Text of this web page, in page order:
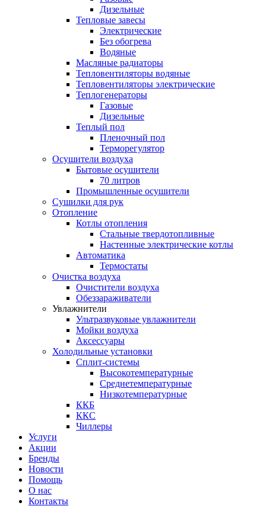
Дизельные
Тепловые завесы
Электрические
Без обогрева
Водяные
Масляные радиаторы
Тепловентиляторы водяные
Тепловентиляторы электрические
Теплогенераторы
Газовые
Дизельные
Теплый пол
Пленочный пол
Терморегулятор
Осушители воздуха
Бытовые осушители
70 литров
Промышленные осушители
Сушилки для рук
Отопление
Котлы отопления
Стальные твердотопливные
Настенные электрические котлы
Автоматика
Термостаты
Очистка воздуха
Очистители воздуха
Обеззараживатели
Увлажнители
Ультразвуковые увлажнители
Мойки воздуха
Аксессуары
Холодильные установки
Сплит-системы
Высокотемпературные
Среднетемпературные
Низкотемпературные
ККБ
ККС
Чиллеры
Услуги
Акции
Бренды
Новости
Помощь
О нас
Контакты